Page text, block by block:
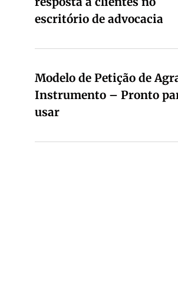
escritório de advocacia
Modelo de Petição de
Instrumento – Pronto
usar